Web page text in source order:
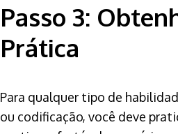
Passo 3:
Prática
Para qualquer tipo de
ou codificação, você deve